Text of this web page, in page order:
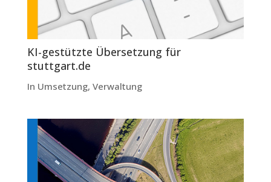
KI-gestützte Übersetzung für
stuttgart.de
In Umsetzung, Verwaltung